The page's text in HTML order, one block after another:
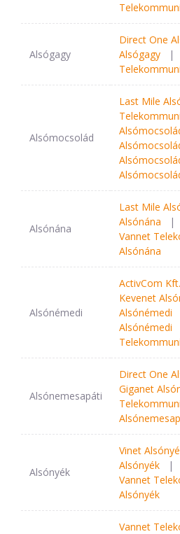
Alsógagy
Direct One
Alsógagy
|
Alsómocsolád
Last Mile
Alsónána
Last Mile
Alsónána
|
Vannet
Alsónána
Alsónémedi
ActivCom
Kevenet
Alsónémedi
Alsónémedi
Alsónemesapáti
Direct One
Giganet
Alsónyék
Vinet
Alsónyék
|
Vannet
Alsónyék
Vannet